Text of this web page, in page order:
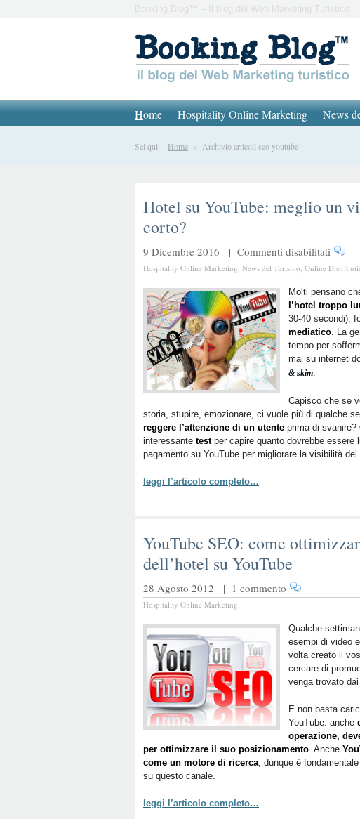
Booking Blog™ – Il blog del Web Marketing Turistico
Home Hospitality Online Marketing News
Sei qui: Home » Archivio articoli seo youtube
Hotel su YouTube: meglio un
corto?
9 Dicembre 2016 | Commenti disabilitati su
Hotel
meglio
un
video
lungo
o
Hospitality Online Marketing, News del Turismo, Online
Molti pensano
l’hotel troppo
30-40 secondi),
mediatico. La
tempo per
mai su internet
& skim.
Capisco che se
storia, stupire, emozionare, ci vuole più di qualche
reggere l’attenzione di un utente prima di svanire?
interessante testper capire quanto dovrebbe essere
pagamento su YouTube per migliorare la visibilità del
leggi l’articolo completo…
YouTube SEO: come
dell’hotel su YouTube
28 Agosto 2012 | 1 commento
Hospitality Online Marketing
Qualche
esempi di video
volta creato il
cercare di
venga trovato
E non basta
YouTube: anche
operazione,
per ottimizzare il suo posizionamento. Anche
come un motore di ricerca, dunque è
su questo canale.
leggi l’articolo completo…